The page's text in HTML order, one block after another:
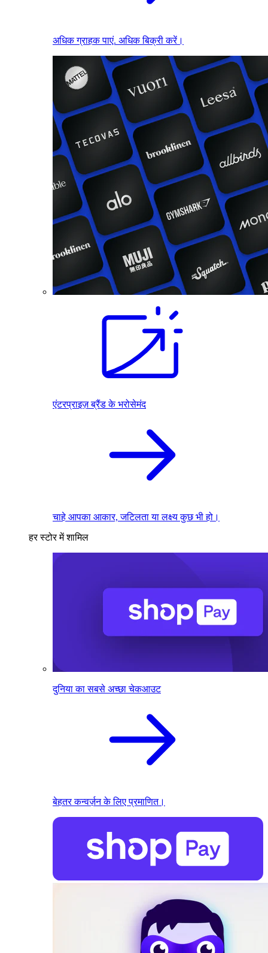
अधिक ग्राहक पाएं. अधिक बिक्री करें।
एंटरप्राइज़ ब्रैंड के भरोसेमंद
चाहे आपका आकार, जटिलता या लक्ष्य कुछ भी हो।
हर स्टोर में शामिल
दुनिया का सबसे अच्छा चेकआउट
बेहतर कन्वर्ज़न के लिए प्रमाणित।